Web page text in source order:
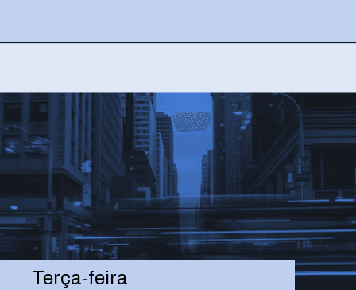
Terça-feira